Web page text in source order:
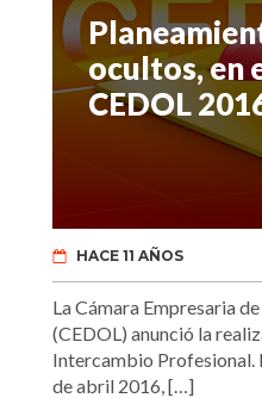
ocultos, en
CEDOL
HACE 11 AÑOS
La Cámara Empresaria
(CEDOL) anunció la
Intercambio Profesional.
de abril 2016, […]